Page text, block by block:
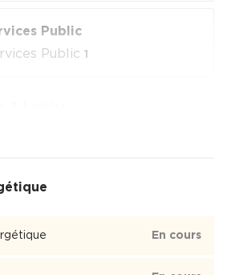
Public
Public 1
En cours